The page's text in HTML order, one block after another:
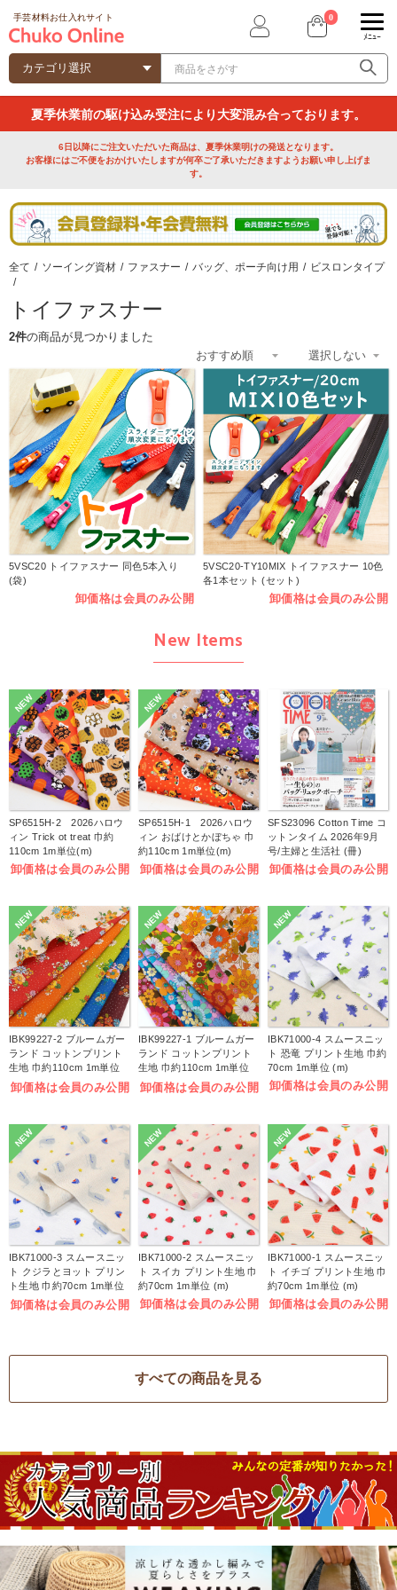
手芸材料お仕入れサイト 0
ﾒﾆｭｰ
夏季休業前の駆け込み受注により大変混み合っております。
6日以降にご注文いただいた商品は、夏季休業明けの発送となります。
お客様にはご不便をおかけいたしますが何卒ご了承いただきますようお願い申し上げま
す。
全て / ソーイング資材 / ファスナー / バッグ、ポーチ向け用 / ビスロンタイプ
/
トイファスナー
2件の商品が見つかりました
5VSC20 トイファスナー 同色5本入り
(袋)
卸価格は会員のみ公開
5VSC20-TY10MIX トイファスナー 10色
各1本セット (セット)
卸価格は会員のみ公開
New Items
NEW
SP6515H-2 2026ハロウ
ィン Trick ot treat 巾約
110cm 1m単位(m)
卸価格は会員のみ公開
NEW
SP6515H-1 2026ハロウ
ィン おばけとかぼちゃ 巾
約110cm 1m単位(m)
卸価格は会員のみ公開
SFS23096 Cotton Time コ
ットンタイム 2026年9月
号/主婦と生活社 (冊)
卸価格は会員のみ公開
NEW
IBK99227-2 ブルームガー
ランド コットンプリント
生地 巾約110cm 1m単位
(m)
卸価格は会員のみ公開
NEW
IBK99227-1 ブルームガー
ランド コットンプリント
生地 巾約110cm 1m単位
(m)
卸価格は会員のみ公開
NEW
IBK71000-4 スムースニッ
ト 恐竜 プリント生地 巾約
70cm 1m単位 (m)
卸価格は会員のみ公開
NEW
IBK71000-3 スムースニッ
ト クジラとヨット プリン
ト生地 巾約70cm 1m単位
(m)
卸価格は会員のみ公開
NEW
IBK71000-2 スムースニッ
ト スイカ プリント生地 巾
約70cm 1m単位 (m)
卸価格は会員のみ公開
NEW
IBK71000-1 スムースニッ
ト イチゴ プリント生地 巾
約70cm 1m単位 (m)
卸価格は会員のみ公開
すべての商品を見る